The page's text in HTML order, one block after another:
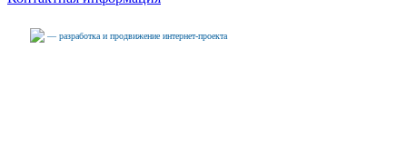
— разработка и продвижение интернет-проекта